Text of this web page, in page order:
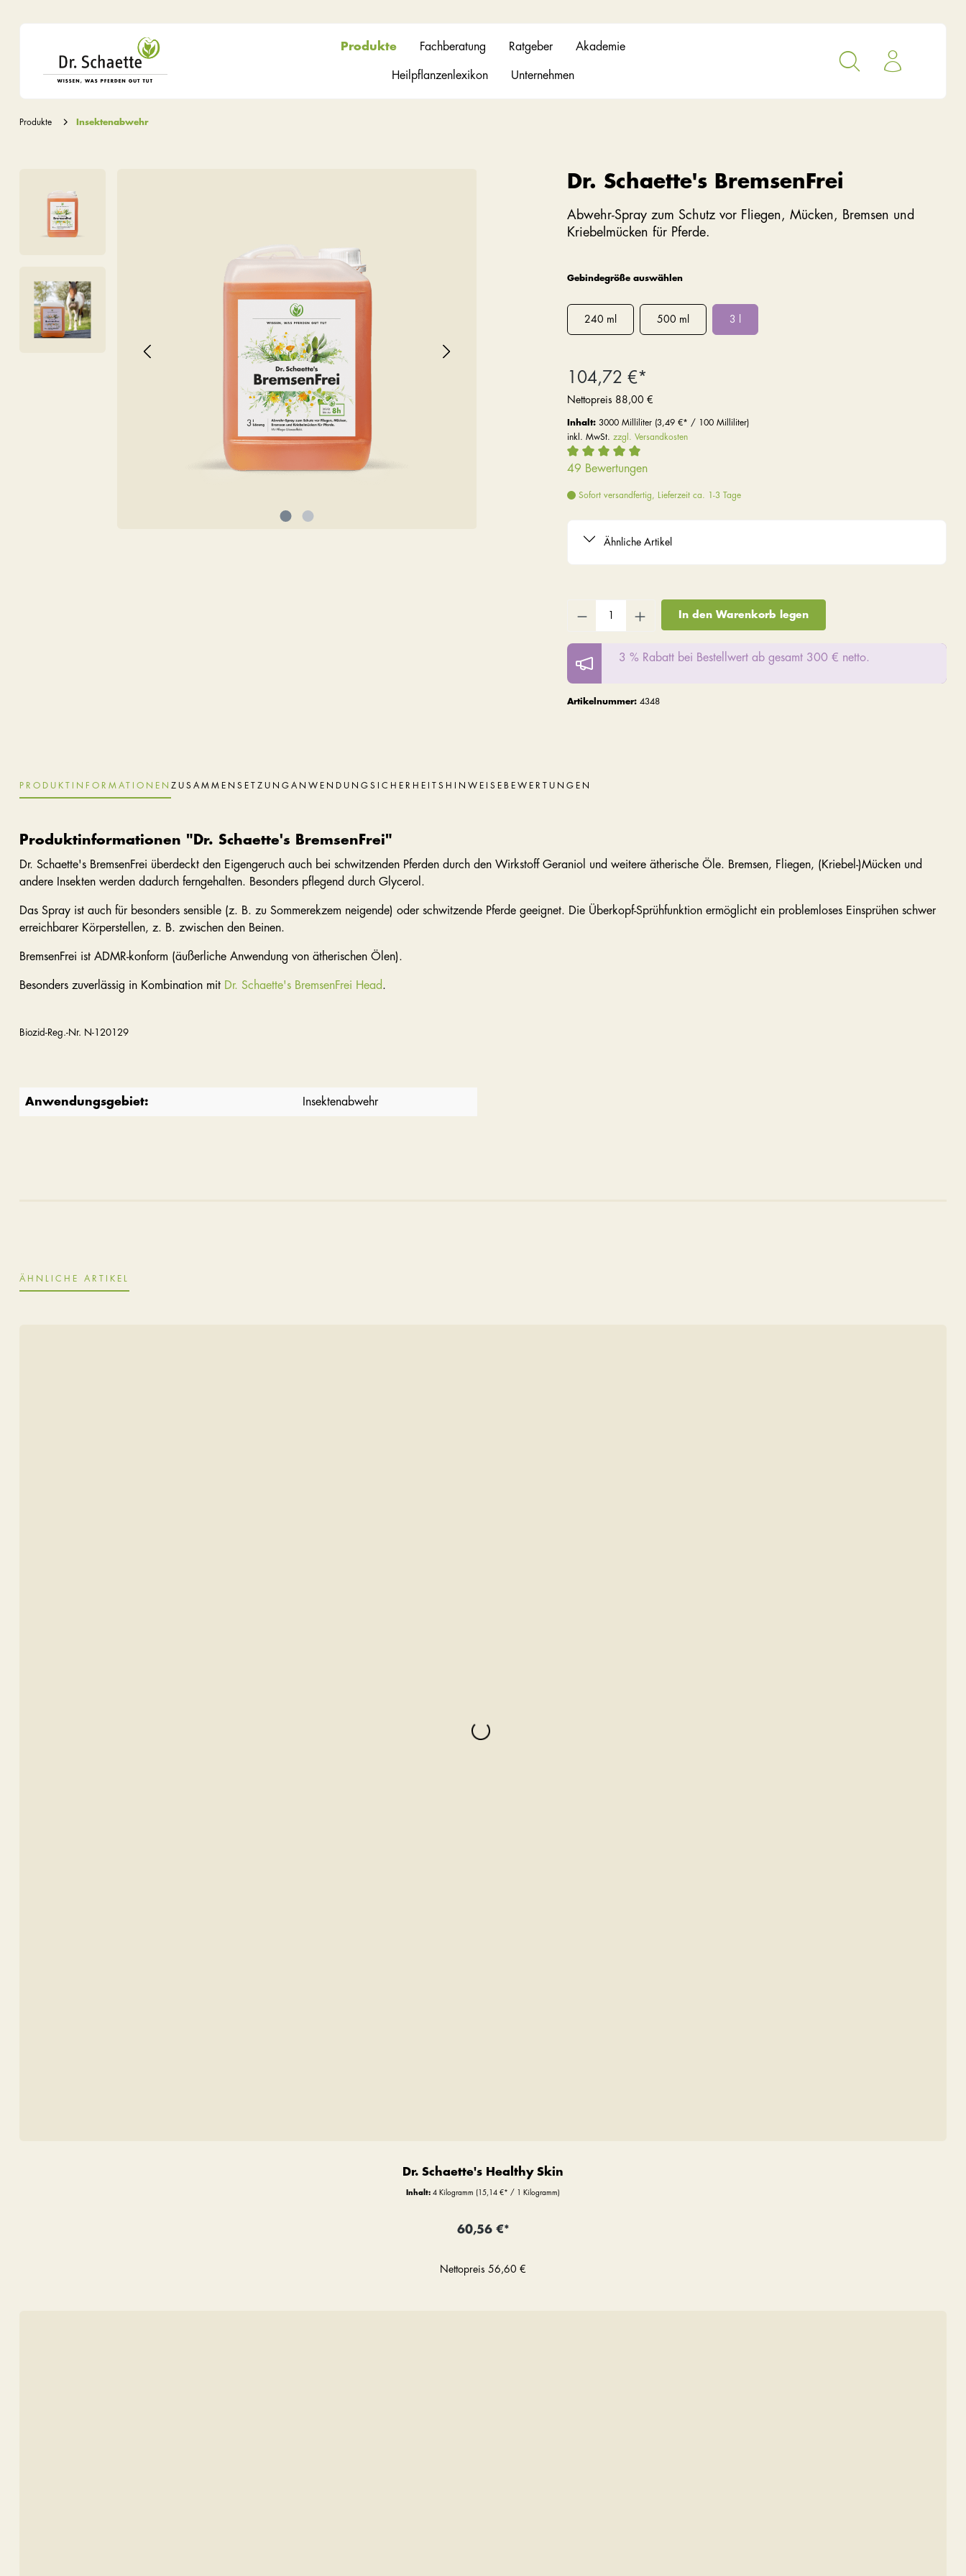
Produkte Fachberatung Ratgeber Akademie
Heilpflanzenlexikon Unternehmen
Produkte Insektenabwehr
Dr. Schaette's BremsenFrei
Abwehr-Spray zum Schutz vor Fliegen, Mücken, Bremsen und
Kriebelmücken für Pferde.
Gebindegröße auswählen
240 ml 500 ml 3 l
104,72 €*
Nettopreis 88,00 €
Inhalt: 3000 Milliliter (3,49 €* / 100 Milliliter)
inkl. MwSt. zzgl. Versandkosten
49 Bewertungen
Sofort versandfertig, Lieferzeit ca. 1-3 Tage
Ähnliche Artikel
In den Warenkorb legen
3 % Rabatt bei Bestellwert ab gesamt 300 € netto.
Artikelnummer: 4348
PRODUKTINFORMATIONEN ZUSAMMENSETZUNG ANWENDUNG SICHERHEITSHINWEISE BEWERTUNGEN
Produktinformationen "Dr. Schaette's BremsenFrei"
Dr. Schaette's BremsenFrei überdeckt den Eigengeruch auch bei schwitzenden Pferden durch den Wirkstoff Geraniol und weitere ätherische Öle. Bremsen, Fliegen, (Kriebel-)Mücken und
andere Insekten werden dadurch ferngehalten. Besonders pflegend durch Glycerol.
Das Spray ist auch für besonders sensible (z. B. zu Sommerekzem neigende) oder schwitzende Pferde geeignet. Die Überkopf-Sprühfunktion ermöglicht ein problemloses Einsprühen schwer
erreichbarer Körperstellen, z. B. zwischen den Beinen.
BremsenFrei ist ADMR-konform (äußerliche Anwendung von ätherischen Ölen).
Besonders zuverlässig in Kombination mit Dr. Schaette's BremsenFrei Head.
Biozid-Reg.-Nr. N-120129
Anwendungsgebiet: Insektenabwehr
ÄHNLICHE ARTIKEL
Dr. Schaette's Healthy Skin
Inhalt: 4 Kilogramm (15,14 €* / 1 Kilogramm)
60,56 €*
Nettopreis 56,60 €